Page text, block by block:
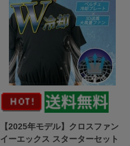
【2025年モデル】クロスファン
イーエックス スターターセット